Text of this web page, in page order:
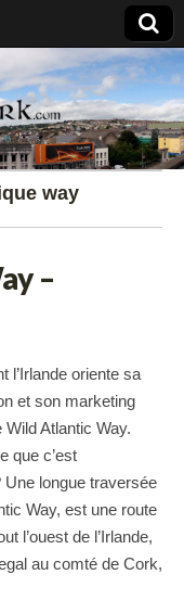
way
–
l’Irlande oriente sa
et son marketing
Wild Atlantic Way.
que c’est
longue traversée
Way, est une route
l’ouest de l’Irlande,
au comté de Cork,